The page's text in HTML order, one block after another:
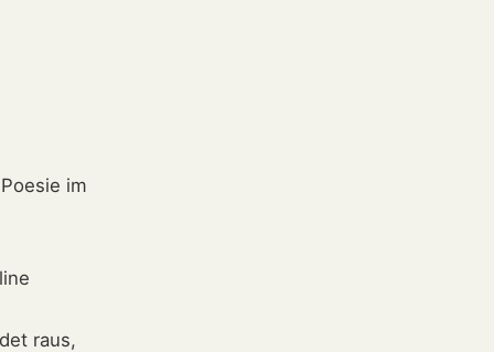
im
raus,